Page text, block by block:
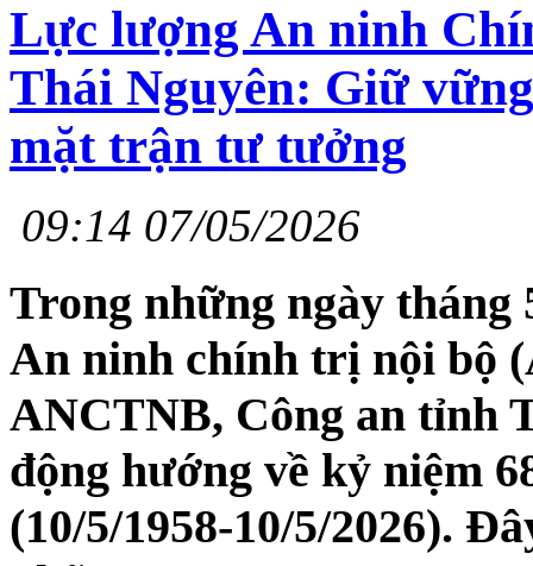
Lực lượng An ninh
Thái Nguyên: Giữ
mặt trận tư tưởng
09:14 07/05/2026
Trong những ngày
An ninh chính trị nội bộ
ANCTNB, Công an tỉnh
động hướng về kỷ niệm
(10/5/1958-10/5/2026).